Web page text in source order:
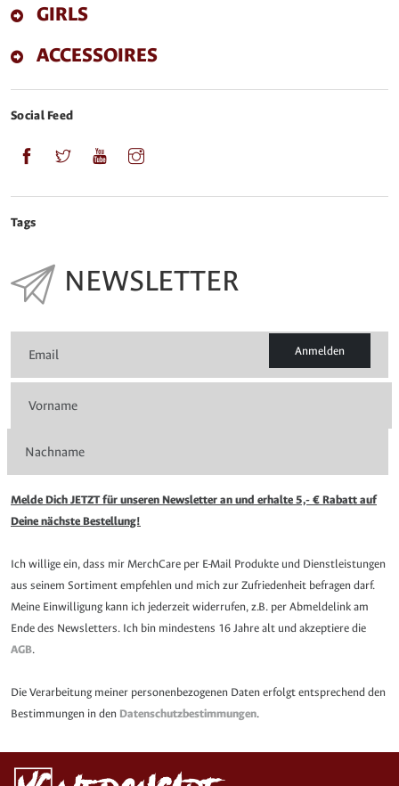
GIRLS
ACCESSOIRES
Social Feed
Tags
NEWSLETTER
Anmelden
Melde Dich JETZT für unseren Newsletter an und erhalte 5,- € Rabatt auf
Deine nächste Bestellung!
Ich willige ein, dass mir MerchCare per E-Mail Produkte und Dienstleistungen
aus seinem Sortiment empfehlen und mich zur Zufriedenheit befragen darf.
Meine Einwilligung kann ich jederzeit widerrufen, z.B. per Abmeldelink am
Ende des Newsletters. Ich bin mindestens 16 Jahre alt und akzeptiere die
AGB.
Die Verarbeitung meiner personenbezogenen Daten erfolgt entsprechend den
Bestimmungen in den Datenschutzbestimmungen.